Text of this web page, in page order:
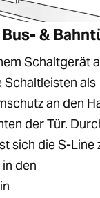
&
Schaltgerät
Schaltleisten als
an den
der Tür.
sich die S-Line
den